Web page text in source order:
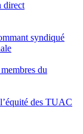
direct
syndiqué
du
des TUAC